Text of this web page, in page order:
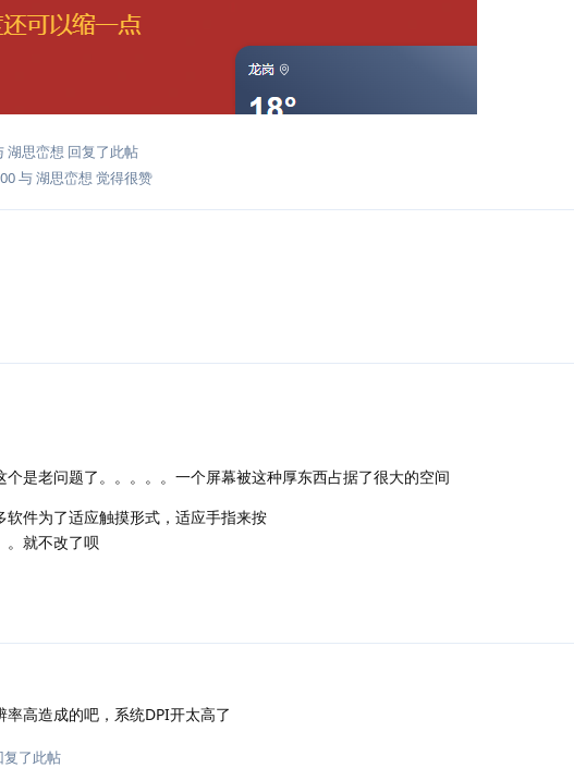
湖思峦想 回复了此帖
与湖思峦想 觉得很赞
个是老问题了。。。。。一个屏幕被这种厚东西占据了很大的空间
软件为了适应触摸形式，适应手指来按
。就不改了呗
率高造成的吧，系统DPI开太高了
复了此帖